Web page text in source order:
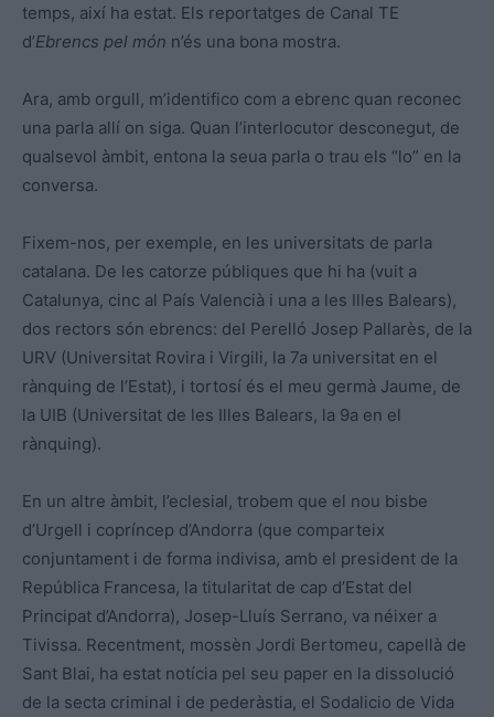
temps, així ha estat. Els reportatges de Canal TE
d’Ebrencs pel món n’és una bona mostra.
Ara, amb orgull, m’identifico com a ebrenc quan reconec
una parla allí on siga. Quan l’interlocutor desconegut, de
qualsevol àmbit, entona la seua parla o trau els “lo” en la
conversa.
Fixem-nos, per exemple, en les universitats de parla
catalana. De les catorze públiques que hi ha (vuit a
Catalunya, cinc al País Valencià i una a les Illes Balears),
dos rectors són ebrencs: del Perelló Josep Pallarès, de la
URV (Universitat Rovira i Virgili, la 7a universitat en el
rànquing de l’Estat), i tortosí és el meu germà Jaume, de
la UIB (Universitat de les Illes Balears, la 9a en el
rànquing).
En un altre àmbit, l’eclesial, trobem que el nou bisbe
d’Urgell i copríncep d’Andorra (que comparteix
conjuntament i de forma indivisa, amb el president de la
República Francesa, la titularitat de cap d’Estat del
Principat d’Andorra), Josep-Lluís Serrano, va néixer a
Tivissa. Recentment, mossèn Jordi Bertomeu, capellà de
Sant Blai, ha estat notícia pel seu paper en la dissolució
de la secta criminal i de pederàstia, el Sodalicio de Vida